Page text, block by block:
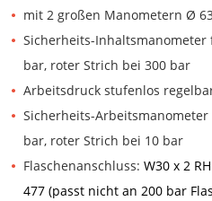
mit 2 großen Manometern Ø
Sicherheits-Inhaltsmanometer
bar, roter Strich bei 300 bar
Arbeitsdruck stufenlos
Sicherheits-
bar, roter Strich bei 10 bar
Flaschenanschluss: W30 x 2
477 (passt nicht an 200 bar